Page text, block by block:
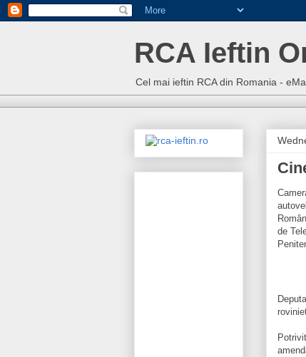
RCA Ieftin
Cel mai ieftin RCA din Romania -
de